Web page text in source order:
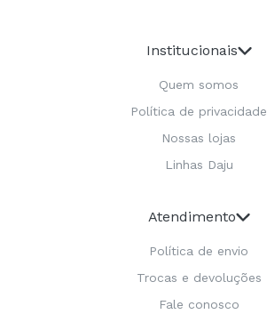
Institucionais
Quem somos
Política de privacidade
Nossas lojas
Linhas Daju
Atendimento
Política de envio
Trocas e devoluções
Fale conosco